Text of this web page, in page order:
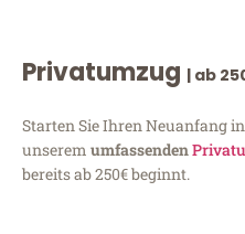
Privatumzug | ab
Starten Sie Ihren Neuanfang
unserem umfassenden
bereits ab 250€ beginnt.